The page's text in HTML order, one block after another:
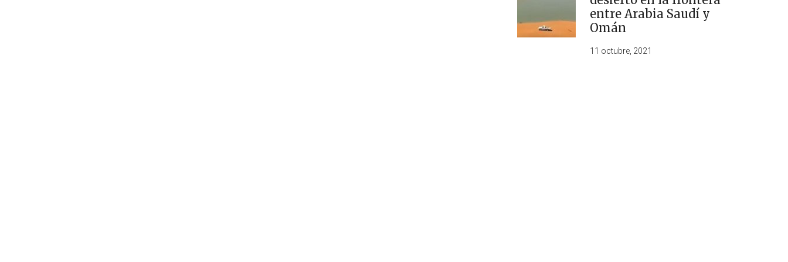
entre Arabia Saudí y
Omán
11 octubre, 2021